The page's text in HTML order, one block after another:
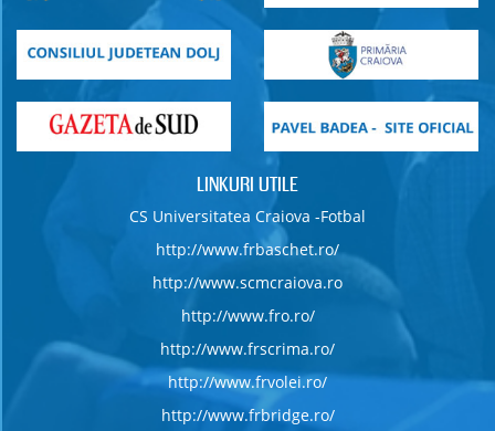
LINKURI UTILE
CS Universitatea Craiova -Fotbal
http://www.frbaschet.ro/
http://www.scmcraiova.ro
http://www.fro.ro/
http://www.frscrima.ro/
http://www.frvolei.ro/
http://www.frbridge.ro/